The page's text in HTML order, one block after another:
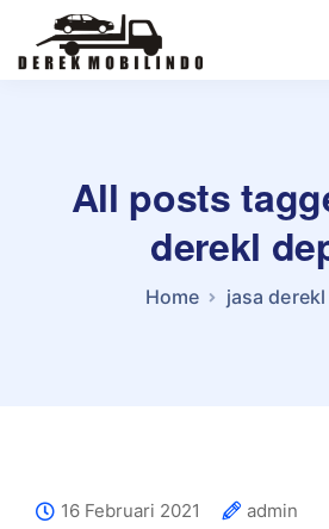
All posts
derekl
Home jasa
16 Februari 2021
admin